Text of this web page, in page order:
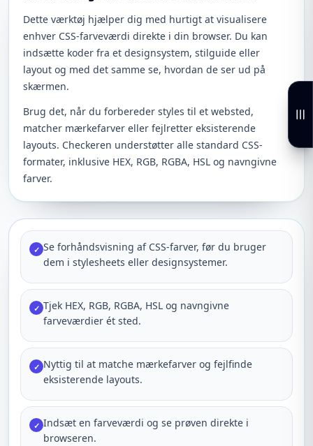
Dette værktøj hjælper dig med hurtigt at visualisere
enhver CSS-farveværdi direkte i din browser. Du kan
indsætte koder fra et designsystem, stilguide eller
layout og med det samme se, hvordan de ser ud på
skærmen.
Brug det, når du forbereder styles til et websted,
matcher mærkefarver eller fejlretter eksisterende
layouts. Checkeren understøtter alle standard CSS-
formater, inklusive HEX, RGB, RGBA, HSL og navngivne
farver.
✓ Se forhåndsvisning af CSS-farver, før du bruger
dem i stylesheets eller designsystemer.
✓ Tjek HEX, RGB, RGBA, HSL og navngivne
farveværdier ét sted.
✓ Nyttig til at matche mærkefarver og fejlfinde
eksisterende layouts.
✓ Indsæt en farveværdi og se prøven direkte i
browseren.